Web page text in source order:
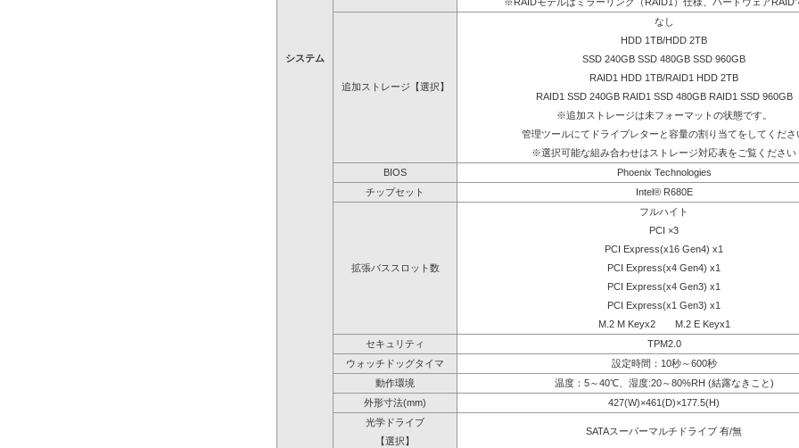
システム
追加ストレージ【選択】
なし
HDD 1TB/HDD 2TB
SSD 240GB SSD 480GB SSD 960GB
RAID1 HDD 1TB/RAID1 HDD 2TB
RAID1 SSD 240GB RAID1 SSD 480GB RAID1 SSD 960GB
※追加ストレージは未フォーマットの状態です。
管理ツールにてドライブレターと容量の割り当てをしてくださ
※選択可能な組み合わせはストレージ対応表をご覧ください
BIOS
Phoenix Technologies
チップセット
Intel® R680E
拡張バススロット数
フルハイト
PCI ×3
PCI Express(x16 Gen4) x1
PCI Express(x4 Gen4) x1
PCI Express(x4 Gen3) x1
PCI Express(x1 Gen3) x1
M.2 M Keyx2 M.2 E Keyx1
セキュリティ
TPM2.0
ウォッチドッグタイマ
設定時間：10秒～600秒
動作環境
温度：5～40℃、湿度:20～80%RH (結露なきこと)
外形寸法(mm)
427(W)×461(D)×177.5(H)
光学ドライブ
SATAスーパーマルチドライブ 有/無
【選択】